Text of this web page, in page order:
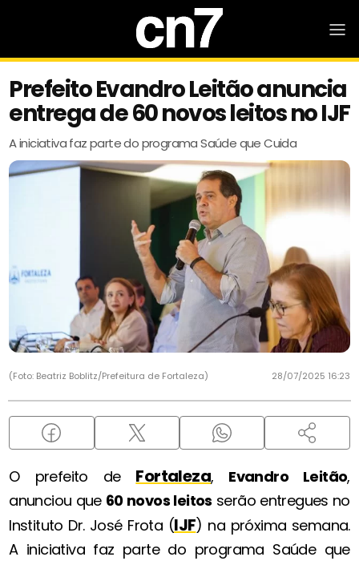
Prefeito Evandro Leitão anuncia
entrega de 60 novos leitos no IJF
A iniciativa faz parte do programa Saúde que Cuida
(Foto: Beatriz Boblitz/Prefeitura de Fortaleza) 28/07/2025 16:23
O prefeito de Fortaleza, Evandro Leitão,
anunciou que 60 novos leitos serão entregues no
Instituto Dr. José Frota (IJF) na próxima semana.
A iniciativa faz parte do programa Saúde que